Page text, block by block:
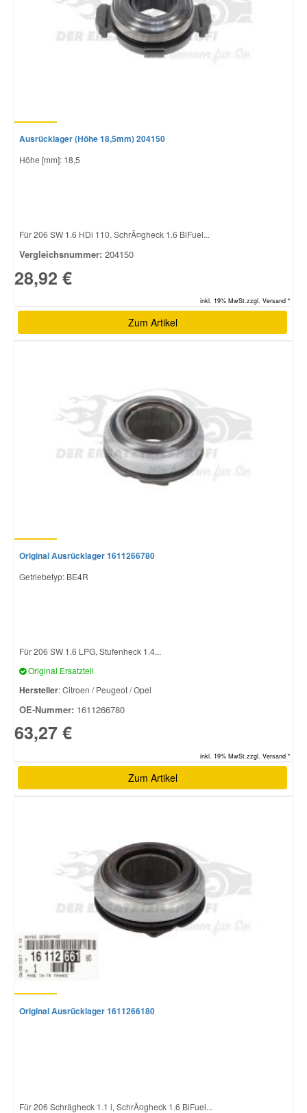
Ausrücklager (Höhe 18,5mm) 204150
Höhe [mm]: 18,5
Für 206 SW 1.6 HDi 110, SchrÃ¤gheck 1.6 BiFuel...
Vergleichsnummer: 204150
28,92 €
inkl. 19% MwSt.zzgl. Versand *
Zum Artikel
Original Ausrücklager 1611266780
Getriebetyp: BE4R
Für 206 SW 1.6 LPG, Stufenheck 1.4...
Original Ersatzteil
Hersteller: Citroen / Peugeot / Opel
OE-Nummer: 1611266780
63,27 €
inkl. 19% MwSt.zzgl. Versand *
Zum Artikel
Original Ausrücklager 1611266180
Für 206 Schrägheck 1.1 i, SchrÃ¤gheck 1.6 BiFuel...